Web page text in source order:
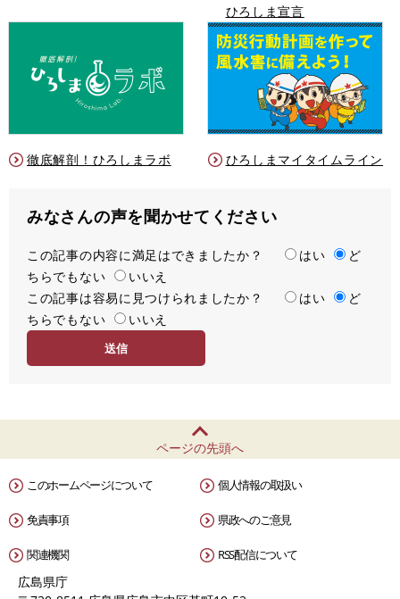
ひろしま宣言
徹底解剖！ひろしまラボ ひろしまマイタイムライン
みなさんの声を聞かせてください
満
足
度
この記事の内容に満足はできましたか？ はい
ど
ちらでもない
いいえ
容
易
この記事は容易に見つけられましたか？ はい
ど
ちらでもない
いいえ
ページの先頭へ
このホームページについて 個人情報の取扱い
免責事項 県政へのご意見
関連機関 RSS配信について
広島県庁